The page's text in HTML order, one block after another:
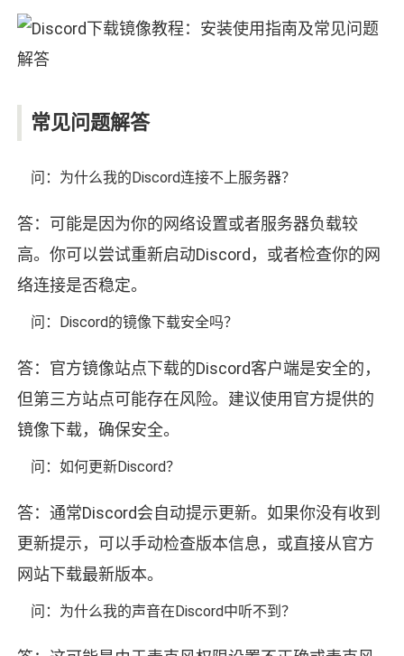
常见问题解答
问：为什么我的Discord连接不上服务器？
答：可能是因为你的网络设置或者服务器负载较
高。你可以尝试重新启动Discord，或者检查你的网
络连接是否稳定。
问：Discord的镜像下载安全吗？
答：官方镜像站点下载的Discord客户端是安全的，
但第三方站点可能存在风险。建议使用官方提供的
镜像下载，确保安全。
问：如何更新Discord？
答：通常Discord会自动提示更新。如果你没有收到
更新提示，可以手动检查版本信息，或直接从官方
网站下载最新版本。
问：为什么我的声音在Discord中听不到？